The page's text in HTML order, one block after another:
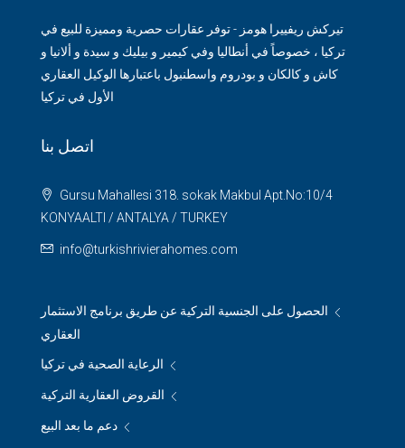
تيركش ريفييرا هومز - توفر عقارات حصرية ومميزة للبيع في
تركيا ، خصوصاً في أنطاليا وفي كيمير و بيليك و سيدة و ألانيا و
كاش و كالكان و بودروم واسطنبول باعتبارها الوكيل العقاري
الأول في تركيا
اتصل بنا
Gursu Mahallesi 318. sokak Makbul Apt.No:10/4
KONYAALTI / ANTALYA / TURKEY
info@turkishrivierahomes.com
الحصول على الجنسية التركية عن طريق برنامج الاستثمار
العقاري
الرعاية الصحية في تركيا
القروض العقارية التركية
دعم ما بعد البيع